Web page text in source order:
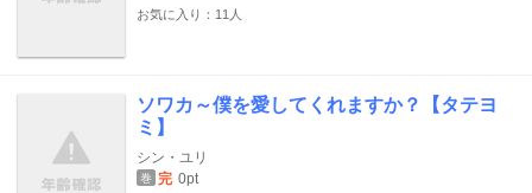
お気に入り：11人
ソワカ～僕を愛してくれますか？【タテヨ
ミ】
シン・ユリ
巻 完 0pt